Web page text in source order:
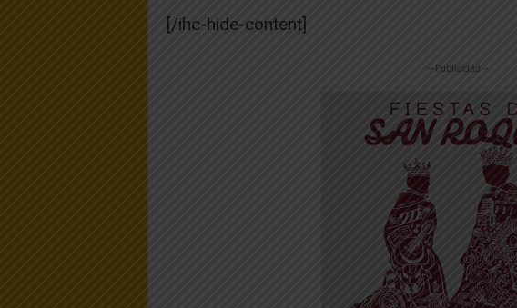
[/ihc-hide-content]
-- Publicidad --